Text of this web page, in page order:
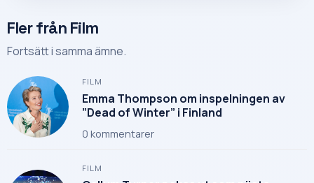
Fler från Film
Fortsätt i samma ämne.
FILM
Emma Thompson om inspelningen av
”Dead of Winter” i Finland
0 kommentarer
FILM